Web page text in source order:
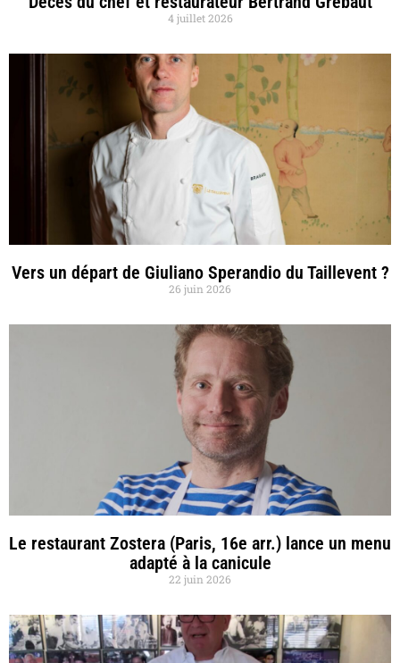
4 juillet 2026
Vers un départ de Giuliano Sperandio du Taillevent ?
26 juin 2026
Le restaurant Zostera (Paris, 16e arr.) lance un menu
adapté à la canicule
22 juin 2026